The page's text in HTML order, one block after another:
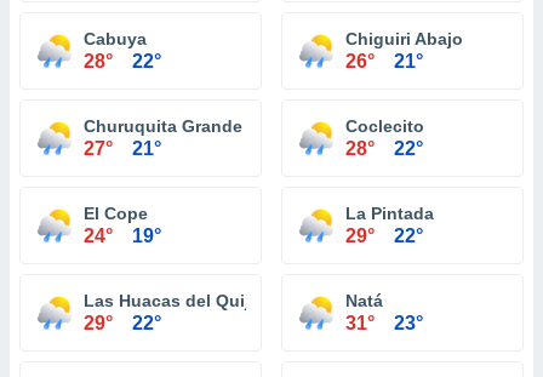
Cabuya
28° 22°
Chiguiri Abajo
26° 21°
Churuquita Grande
27° 21°
Coclecito
28° 22°
El Cope
24° 19°
La Pintada
29° 22°
Las Huacas del Quije
29° 22°
Natá
31° 23°